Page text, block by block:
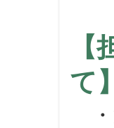
て】
・